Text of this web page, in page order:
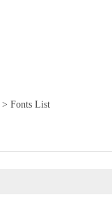
> Fonts List